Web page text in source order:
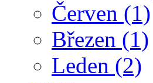
Červen (1)
Březen (1)
Leden (2)